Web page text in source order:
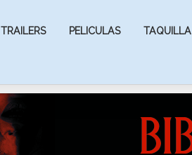
TRAILERS PELICULAS TAQUILLA